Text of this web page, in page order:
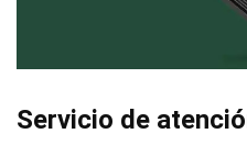
Servicio de